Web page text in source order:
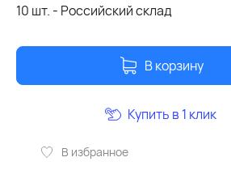
10 шт. - Российский склад
В корзину
В избранное
Купить в 1 клик